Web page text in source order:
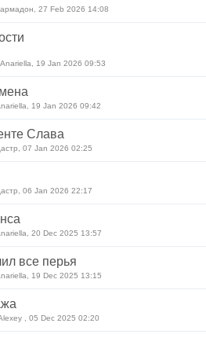
27 Feb 2026 14:08
19 Jan 2026 09:53
19 Jan 2026 09:42
Слава
07 Jan 2026 02:25
06 Jan 2026 22:17
20 Dec 2025 13:57
все перья
19 Dec 2025 13:15
, 05 Dec 2025 02:20